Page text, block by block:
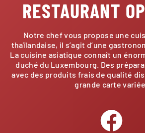
RESTAURANT
Notre chef vous propose une
thaïlandaise, il s’agit d’une
La cuisine asiatique connaît un
duché du Luxembourg. Des
avec des produits frais de qualité
grande carte